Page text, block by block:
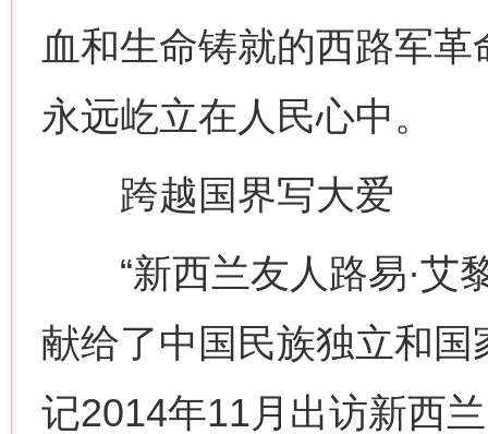
血和生命铸就的西路军
永远屹立在人民心中。
跨越国界写大爱
“新西兰友人路易·艾
献给了中国民族独立和国
记2014年11月出访新西